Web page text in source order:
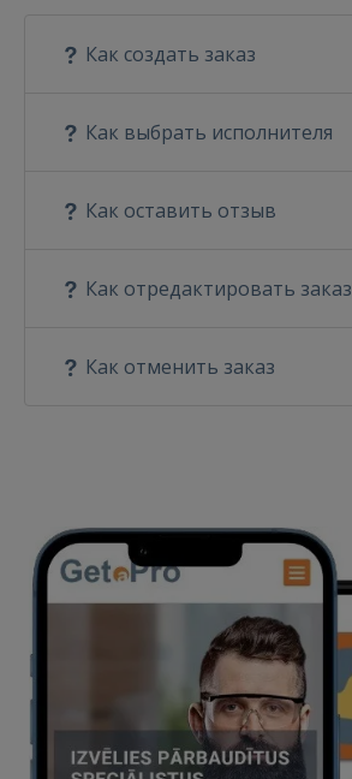
Как создать заказ
Как выбрать исполнителя
Как оставить отзыв
Как отредактировать заказ
Как отменить заказ